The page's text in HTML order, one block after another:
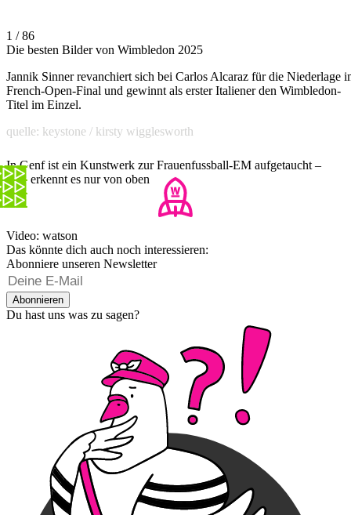
1 / 86
Die besten Bilder von Wimbledon 2025
Jannik Sinner revanchiert sich bei Carlos Alcaraz für die Niederlage
French-Open-Final und gewinnt als erster Italiener den Wimbledon-
Titel im Einzel.
quelle: keystone / kirsty wigglesworth
In Genf ist ein Kunstwerk zur Frauenfussball-EM aufgetaucht –
man erkennt es nur von oben
Video: watson
Das könnte dich auch noch interessieren:
Abonniere unseren Newsletter
Abonnieren
Du hast uns was zu sagen?